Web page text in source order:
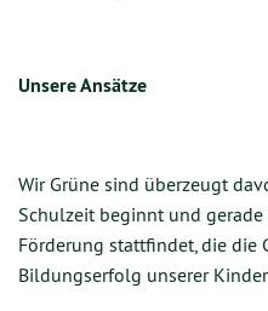
Unsere Ansätze
Wir Grüne sind überzeugt
Schulzeit beginnt und
Förderung stattfindet, die die
Bildungserfolg unserer